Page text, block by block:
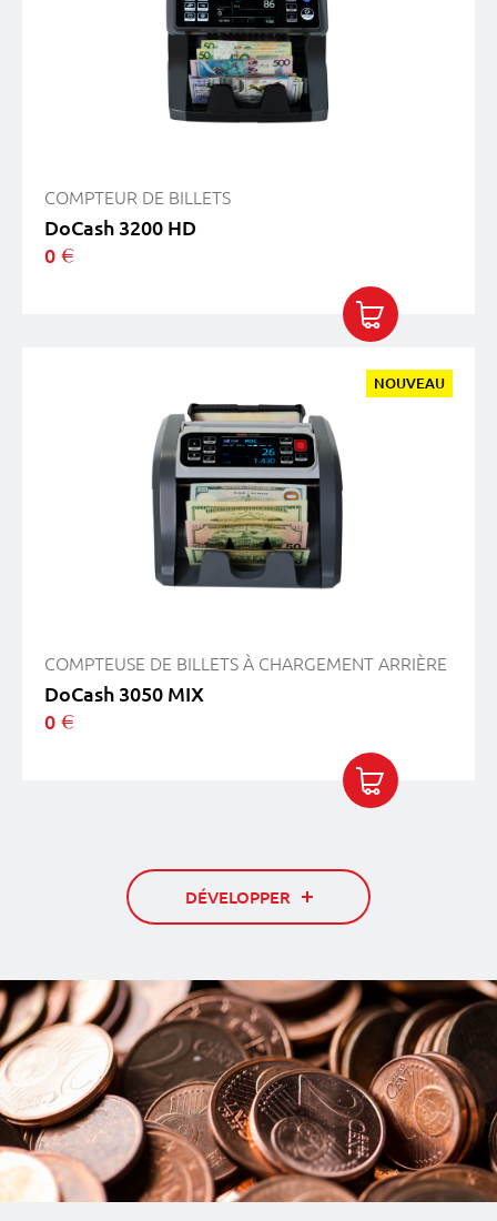
COMPTEUR DE BILLETS
DoCash 3200 HD
0
COMPTEUSE DE BILLETS À CHARGEMENT ARRIÈRE
DoCash 3050 MIX
0
COMPLEXE
EXPERT
DE
DÉVELOPPER